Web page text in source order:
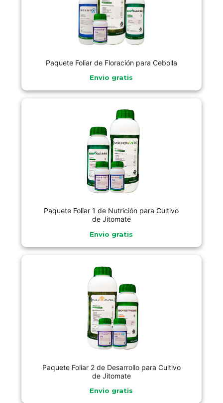
Paquete Foliar de Floración para Cebolla
Envio gratis
Paquete Foliar 1 de Nutrición para Cultivo
de Jitomate
Envio gratis
Paquete Foliar 2 de Desarrollo para Cultivo
de Jitomate
Envio gratis